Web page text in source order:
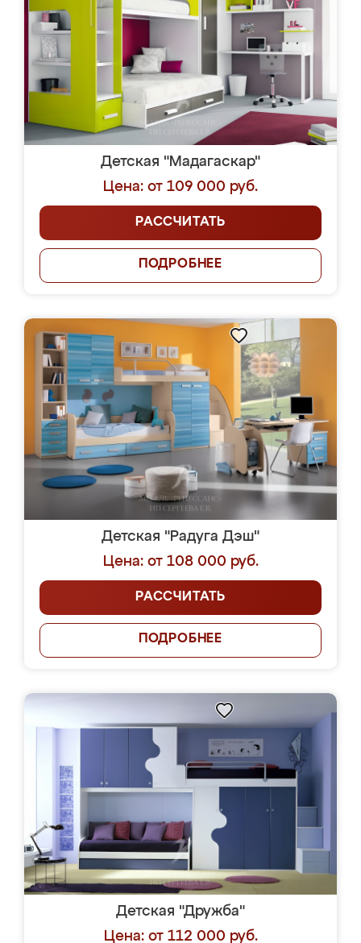
Детская "Мадагаскар"
Цена: от 109 000 руб.
РАССЧИТАТЬ
ПОДРОБНЕЕ
Детская "Радуга Дэш"
Цена: от 108 000 руб.
РАССЧИТАТЬ
ПОДРОБНЕЕ
Детская "Дружба"
Цена: от 112 000 руб.